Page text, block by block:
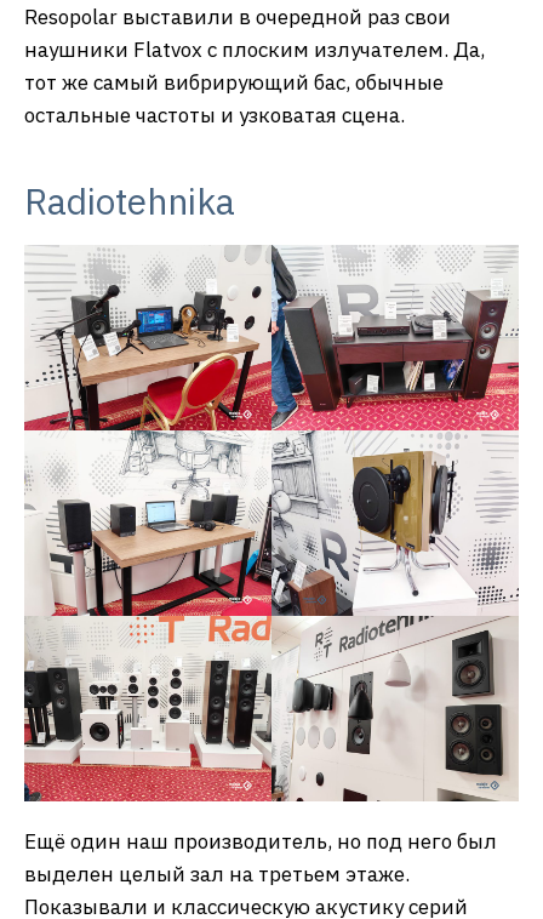
Resopolar выставили в очередной раз свои
наушники Flatvox с плоским излучателем. Да,
тот же самый вибрирующий бас, обычные
остальные частоты и узковатая сцена.
Radiotehnika
Ещё один наш производитель, но под него был
выделен целый зал на третьем этаже.
Показывали и классическую акустику серий